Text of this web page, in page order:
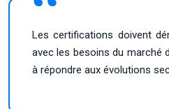
Les certifications doivent
avec les besoins du marché
à répondre aux évolutions